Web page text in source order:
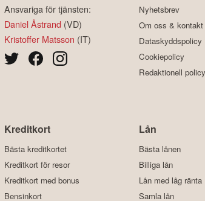
Ansvariga för tjänsten:
Daniel Åstrand (VD)
Kristoffer Matsson (IT)
Nyhetsbrev
Om oss & kontakt
Dataskyddspolicy
Cookiepolicy
Redaktionell policy
Kreditkort
Bästa kreditkortet
Kreditkort för resor
Kreditkort med bonus
Bensinkort
Lån
Bästa lånen
Billiga lån
Lån med låg ränta
Samla lån